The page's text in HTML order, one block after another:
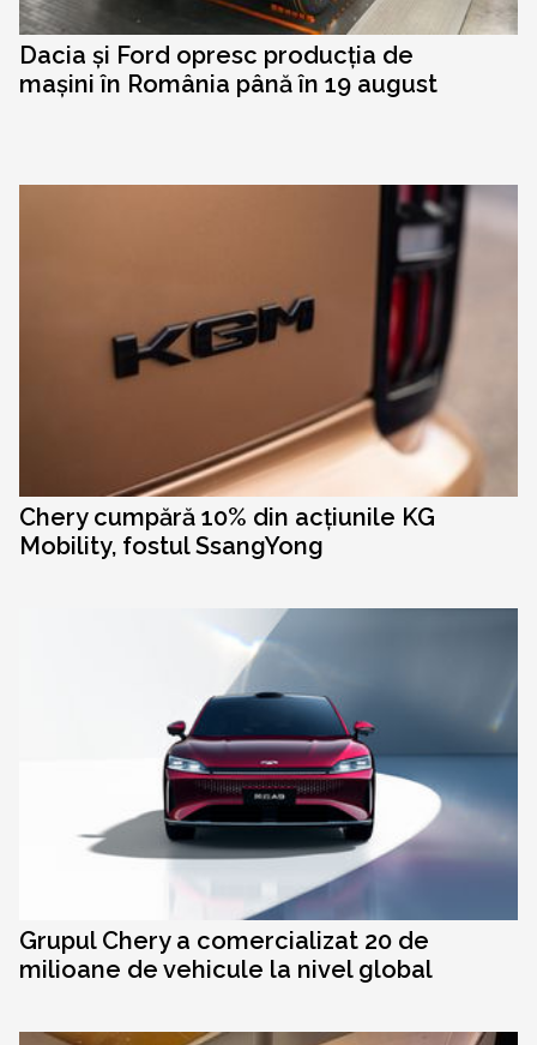
Dacia și Ford opresc producția de
mașini în România până în 19 august
Chery cumpără 10% din acțiunile KG
Mobility, fostul SsangYong
Grupul Chery a comercializat 20 de
milioane de vehicule la nivel global